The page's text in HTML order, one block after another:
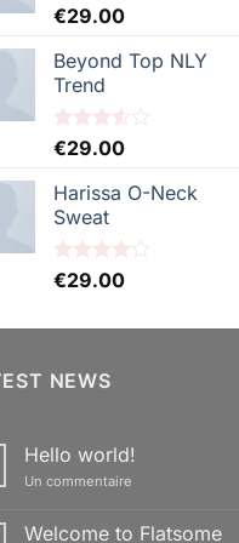
Note5.00
€29.00
Beyond Top NLY
Trend
Note
5
€29.00
Harissa O-Neck
Sweat
Note
€29.00
NEWS
Hello world!
Un commentaire
Welcome to Flatsome